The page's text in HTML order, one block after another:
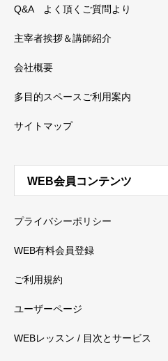
Q&A よく頂くご質問より
主宰者挨拶＆講師紹介
会社概要
多目的スペースご利用案内
サイトマップ
WEB会員コンテンツ
プライバシーポリシー
WEB有料会員登録
ご利用規約
ユーザーページ
WEBレッスン / 目次とサービス